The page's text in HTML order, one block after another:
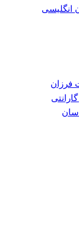
انگلیسی
فرزان